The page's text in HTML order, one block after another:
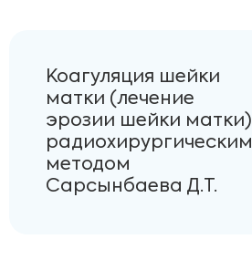
Коагуляция шейки
матки (лечение
эрозии шейки матки)
радиохирургическим
методом
Сарсынбаева Д.Т.